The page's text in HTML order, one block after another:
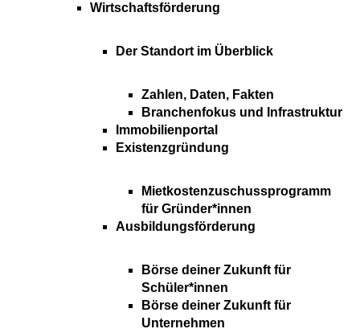
Wirtschaftsförderung
Der Standort im Überblick
Zahlen, Daten, Fakten
Branchenfokus und Infrastruktur
Immobilienportal
Existenzgründung
Mietkostenzuschussprogramm
für Gründer*innen
Ausbildungsförderung
Börse deiner Zukunft für
Schüler*innen
Börse deiner Zukunft für
Unternehmen